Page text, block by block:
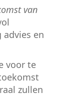
van
en
voor te
zullen